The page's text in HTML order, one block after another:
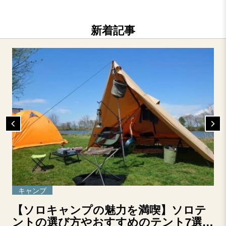
新着記事
キャンプ
【ソロキャンプの魅力を満喫】ソロテ
ントの選び方やおすすめのテント7選を